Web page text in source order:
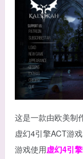
这是一款由欧美制
虚幻4引擎ACT游戏
游戏使用虚幻4引